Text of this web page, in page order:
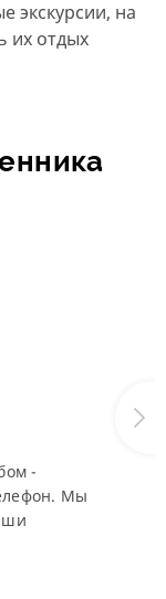
экскурсии, на
их отдых
-
Мы